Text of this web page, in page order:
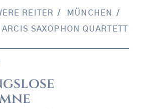
REITER
MÜNCHEN
ARCIS SAXOPHON QUARTETT